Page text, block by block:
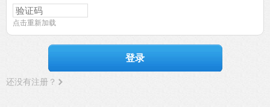
点击重新加载
登录
还没有注册？